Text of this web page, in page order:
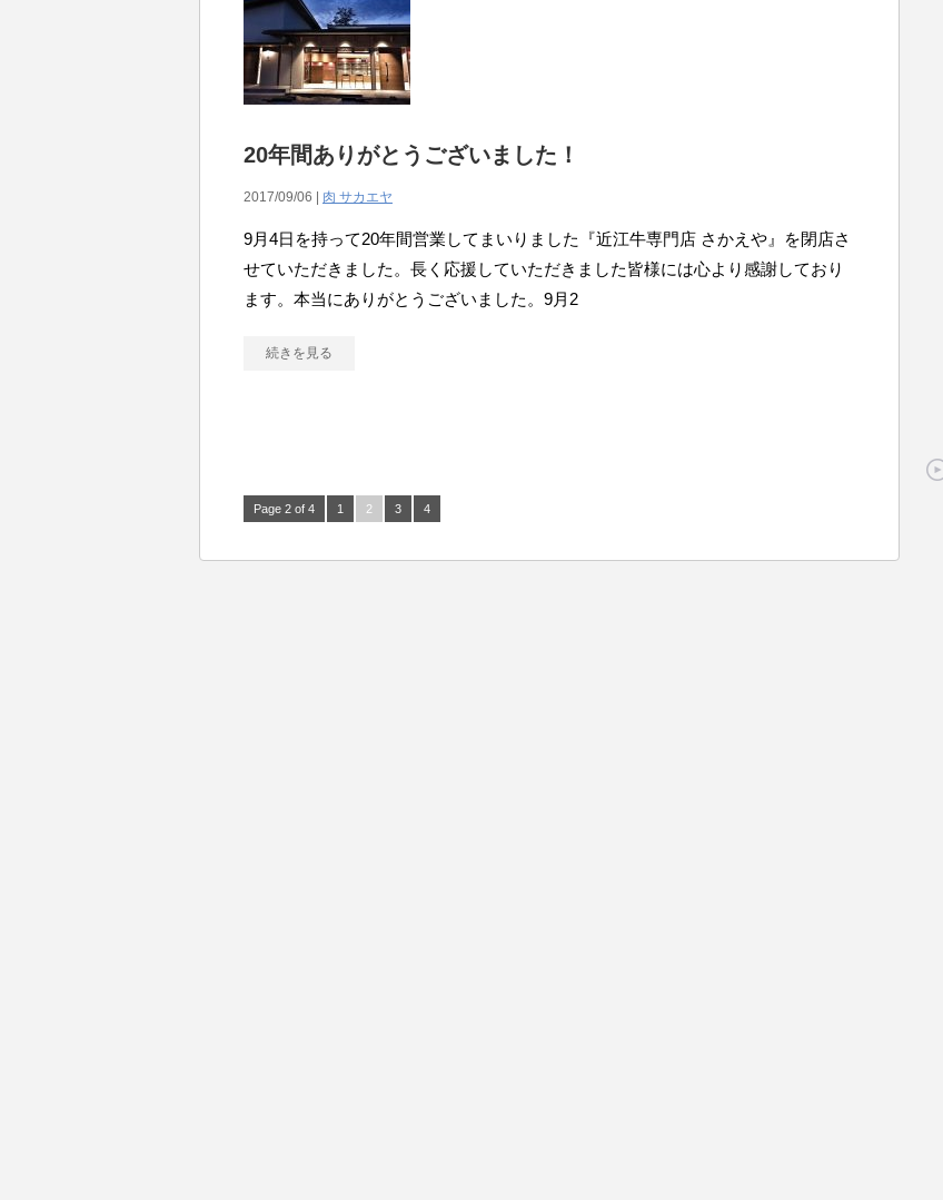
20年間ありがとうございました！
2017/09/06 | 肉 サカエヤ
9月4日を持って20年間営業してまいりました『近江牛専門店 さかえや』を閉店さ
せていただきました。長く応援していただきました皆様には心より感謝しており
ます。本当にありがとうございました。9月2
続きを見る
Page 2 of 4 1 2 3 4